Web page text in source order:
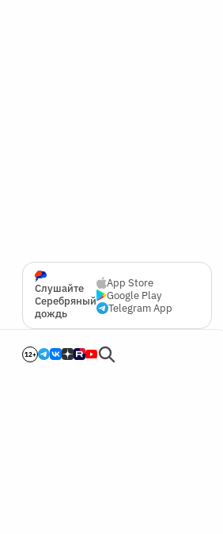
Слушайте
Серебряный
дождь
App Store
Google Play
Telegram App
12+